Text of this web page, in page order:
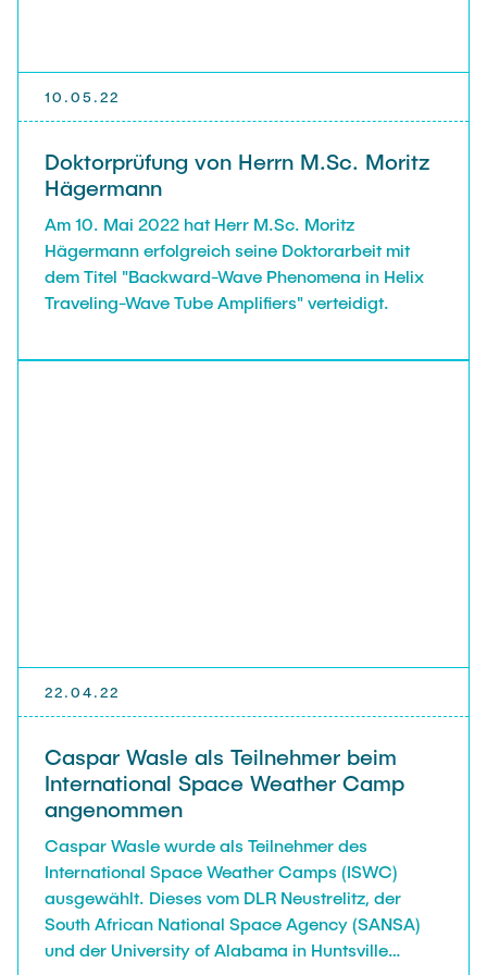
10.05.22
Doktorprüfung von Herrn M.Sc. Moritz
Hägermann
Am 10. Mai 2022 hat Herr M.Sc. Moritz
Hägermann erfolgreich seine Doktorarbeit mit
dem Titel "Backward-Wave Phenomena in Helix
Traveling-Wave Tube Amplifiers" verteidigt.
22.04.22
Caspar Wasle als Teilnehmer beim
International Space Weather Camp
angenommen
Caspar Wasle wurde als Teilnehmer des
International Space Weather Camps (ISWC)
ausgewählt. Dieses vom DLR Neustrelitz, der
South African National Space Agency (SANSA)
und der University of Alabama in Huntsville